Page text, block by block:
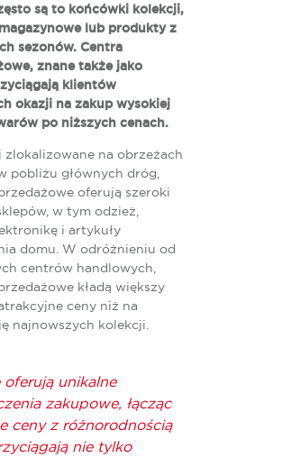
są to końcówki kolekcji,
lub produkty z
sezonów. Centra
znane także jako
klientów
okazji na zakup wysokiej
po niższych cenach.
zlokalizowane na obrzeżach
pobliżu głównych dróg,
oferują szeroki
w tym odzież,
i artykuły
domu. W odróżnieniu od
centrów handlowych,
kładą większy
ceny niż na
najnowszych kolekcji.
oferują unikalne
zakupowe, łącząc
ceny z różnorodnością
nie tylko